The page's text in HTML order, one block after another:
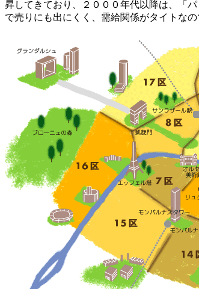
昇してきており、２０００年代以降は、「
で売りにも出にくく、需給関係がタイトな